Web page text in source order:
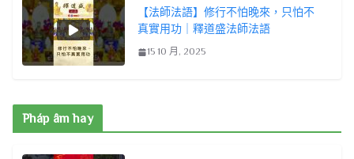
【法師法語】修行不怕晚來，只怕不
真實用功｜釋道盛法師法語
15 10 月, 2025
Pháp âm hay